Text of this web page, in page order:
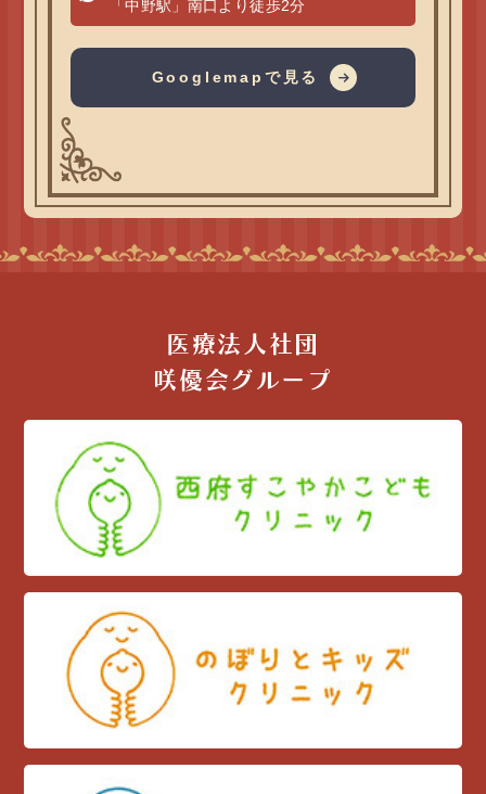
「中野駅」南口より徒歩2分
Googlemapで見る
医療法人社団
咲優会グループ